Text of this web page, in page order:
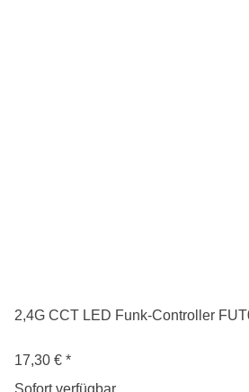
2,4G CCT LED Funk-Controller
17,30 € *